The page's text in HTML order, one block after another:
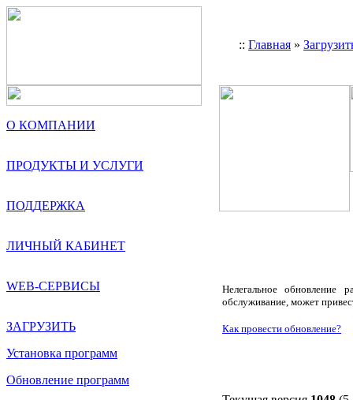
:: Главная »
О КОМПАНИИ
ПРОДУКТЫ И УСЛУГИ
ПОДДЕРЖКА
ЛИЧНЫЙ КАБИНЕТ
WEB-СЕРВИСЫ
ЗАГРУЗИТЬ
Установка программ
Обновление программ
Нелегальное обновление
обслуживание, может
Как провести обновление?